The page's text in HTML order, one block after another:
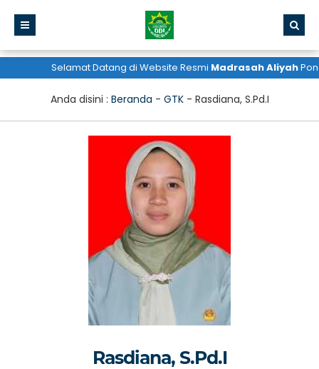
Selamat Datang di Website ResmiMadrasah Aliyah
Anda disini : Beranda - GTK- Rasdiana, S.Pd.I
Rasdiana, S.Pd.I